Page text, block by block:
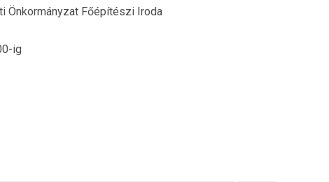
Önkormányzat Főépítészi Iroda
ig